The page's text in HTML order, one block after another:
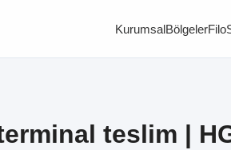
KurumsalBölgelerFilo
teslim |